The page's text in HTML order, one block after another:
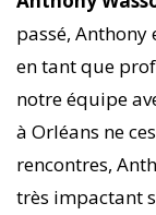
passé, Anthony
en tant que
notre équipe
à Orléans ne
rencontres,
très impactant